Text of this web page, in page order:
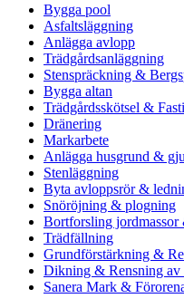
Bygga pool
Asfaltsläggning
Anlägga avlopp
Trädgårdsanläggning
Stenspräckning &
Bygga altan
Trädgårdsskötsel &
Dränering
Markarbete
Anlägga husgrund &
Stenläggning
Byta avloppsrör &
Snöröjning & plogning
Bortforsling jordmassor
Trädfällning
Grundförstärkning &
Dikning & Rensning av
Sanera Mark &